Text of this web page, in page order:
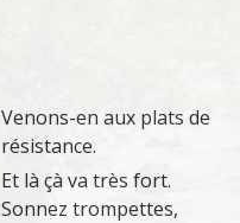
Venons-en aux plats de
résistance.
Et là çà va très fort.
Sonnez trompettes,